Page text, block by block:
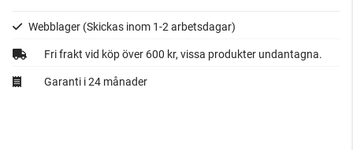
Webblager (Skickas inom 1-2 arbetsdagar)
Fri frakt vid köp över 600 kr, vissa produkter undantagna.
Garanti i 24 månader